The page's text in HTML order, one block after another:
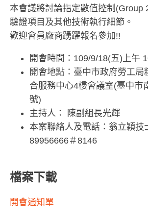
本會議將討論指定數值控制(Group
驗證項目及其他技術執行細節。
歡迎會員廠商踴躍報名參加!!
開會時間：109/9/18(五)上午
開會地點：臺中市政府勞工局
合服務中心4樓會議室(臺中市
號)
主持人： 陳副組長光輝
本案聯絡人及電話：翁立穎
89956666＃8146
檔案下載
開會通知單